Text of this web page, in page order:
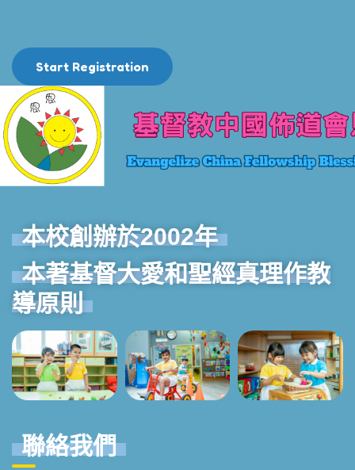
Start Registration
本校創辦於2002年
本著基督大愛和聖經真理作教
導原則
聯絡我們